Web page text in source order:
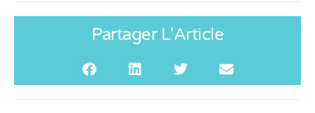
Partager L'Article